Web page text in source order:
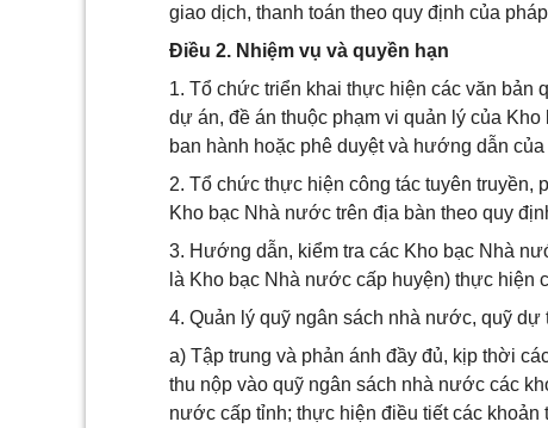
giao dịch, thanh toán theo quy định của
Điều 2. Nhiệm vụ và quyền hạn
1. Tổ chức triển khai thực hiện các văn bản
dự án, đề án thuộc phạm vi quản lý của
ban hành hoặc phê duyệt và hướng dẫn
2. Tổ chức thực hiện công tác tuyên truyền,
Kho bạc Nhà nước trên địa bàn theo quy
3. Hướng dẫn, kiểm tra các Kho bạc Nhà
là Kho bạc Nhà nước cấp huyện) thực hiện
4. Quản lý quỹ ngân sách nhà nước, quỹ
a) Tập trung và phản ánh đầy đủ, kịp thời
thu nộp vào quỹ ngân sách nhà nước các
nước cấp tỉnh; thực hiện điều tiết các khoản